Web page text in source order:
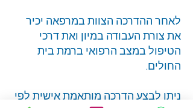
לאחר ההדרכה הצוות במרפאה יכיר
את צורת העבודה במיון ואת דרכי
הטיפול במצב הרפואי ברמת בית
החולים.
ניתן לבצע הדרכה מותאמת אישית לפי